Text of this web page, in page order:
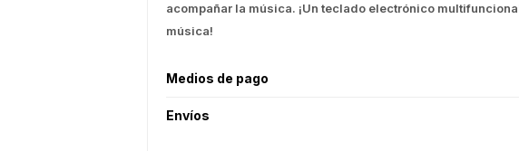
acompañar la música. ¡Un teclado electrónico
música!
Medios de pago
Envíos